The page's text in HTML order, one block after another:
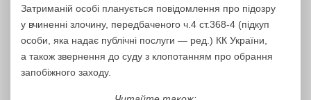
Затриманій особі планується повідомлення про підозру
у вчиненні злочину, передбаченого ч.4 ст.368-4 (підкуп
особи, яка надає публічні послуги — ред.) КК України,
а також звернення до суду з клопотанням про обрання
запобіжного заходу.